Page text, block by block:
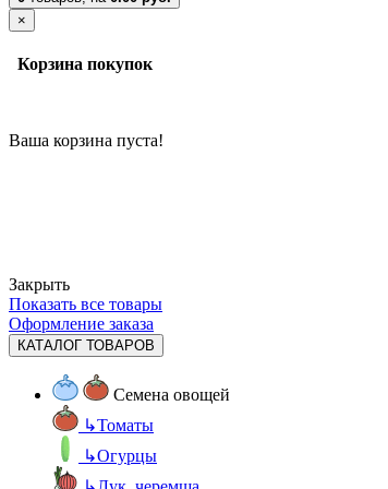
×
Корзина покупок
Ваша корзина пуста!
Закрыть
Показать все товары
Оформление заказа
КАТАЛОГ ТОВАРОВ
Семена овощей
↳Томаты
↳Огурцы